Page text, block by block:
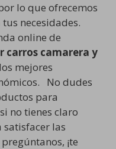
lo que ofrecemos
necesidades.
online de
carros camarera y
mejores
No dudes
para
no tienes claro
satisfacer las
¡te